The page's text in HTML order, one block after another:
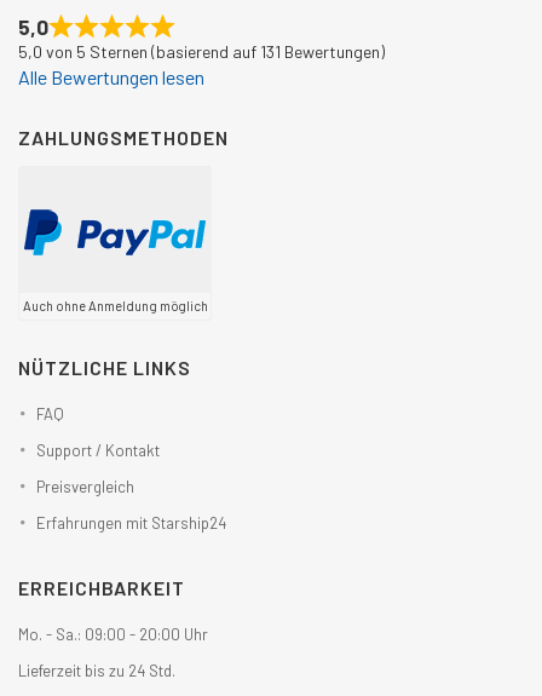
5,0
5,0 von 5 Sternen (basierend auf 131 Bewertungen)
Alle Bewertungen lesen
ZAHLUNGSMETHODEN
Auch ohne Anmeldung möglich
NÜTZLICHE LINKS
FAQ
Support / Kontakt
Preisvergleich
Erfahrungen mit Starship24
ERREICHBARKEIT
Mo. - Sa.: 09:00 - 20:00 Uhr
Lieferzeit bis zu 24 Std.